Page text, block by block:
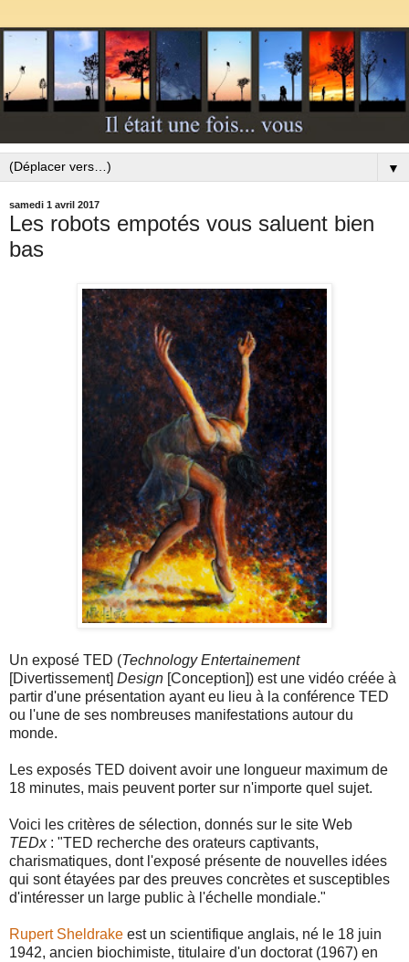
▼
samedi 1 avril 2017
Les robots empotés vous saluent bien
bas
Un exposé TED (Technology Entertainement
[Divertissement] Design [Conception]) est une vidéo créée à
partir d'une présentation ayant eu lieu à la conférence TED
ou l'une de ses nombreuses manifestations autour du
monde.
Les exposés TED doivent avoir une longueur maximum de
18 minutes, mais peuvent porter sur n'importe quel sujet.
Voici les critères de sélection, donnés sur le site Web
TEDx: "TED recherche des orateurs captivants,
charismatiques, dont l'exposé présente de nouvelles idées
qui sont étayées par des preuves concrètes et susceptibles
d'intéresser un large public à l'échelle mondiale."
Rupert Sheldrake est un scientifique anglais, né le 18 juin
1942, ancien biochimiste, titulaire d'un doctorat (1967) en